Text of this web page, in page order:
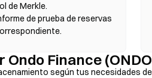
de Merkle.
de prueba de reservas
Ondo Finance
según tus necesidades